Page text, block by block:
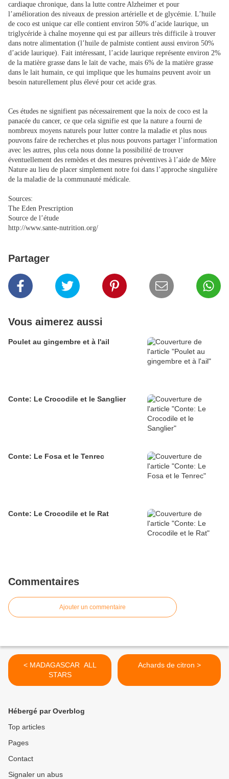
cardiaque chronique, dans la lutte contre Alzheimer et pour
l’amélioration des niveaux de pression artérielle et de glycémie. L’huile
de coco est unique car elle contient environ 50% d’acide laurique, un
triglycéride à chaîne moyenne qui est par ailleurs très difficile à trouver
dans notre alimentation (l’huile de palmiste contient aussi environ 50%
d’acide laurique). Fait intéressant, l’acide laurique représente environ 2%
de la matière grasse dans le lait de vache, mais 6% de la matière grasse
dans le lait humain, ce qui implique que les humains peuvent avoir un
besoin naturellement plus élevé pour cet acide gras.
Ces études ne signifient pas nécessairement que la noix de coco est la
panacée du cancer, ce que cela signifie est que la nature a fourni de
nombreux moyens naturels pour lutter contre la maladie et plus nous
pouvons faire de recherches et plus nous pouvons partager l’information
avec les autres, plus cela nous donne la possibilité de trouver
éventuellement des remèdes et des mesures préventives à l’aide de Mère
Nature au lieu de placer simplement notre foi dans l’approche singulière
de la maladie de la communauté médicale.
Sources:
The Eden Prescription
Source de l’étude
http://www.sante-nutrition.org/
Partager
Vous aimerez aussi
Poulet au gingembre et à l'ail
Conte: Le Crocodile et le Sanglier
Conte: Le Fosa et le Tenrec
Conte: Le Crocodile et le Rat
Commentaires
Ajouter un commentaire
< MADAGASCAR ALL
STARS
Achards de citron >
Hébergé par Overblog
Top articles
Pages
Contact
Signaler un abus